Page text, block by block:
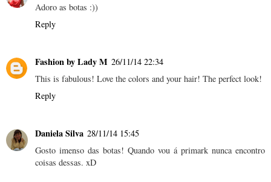
Adoro as botas :))
Reply
Fashion by Lady M 26/11/14 22:34
This is fabulous! Love the colors and your hair! The perfect look!
Reply
Daniela Silva 28/11/14 15:45
Gosto imenso das botas! Quando vou á primark nunca encontro
coisas dessas. xD